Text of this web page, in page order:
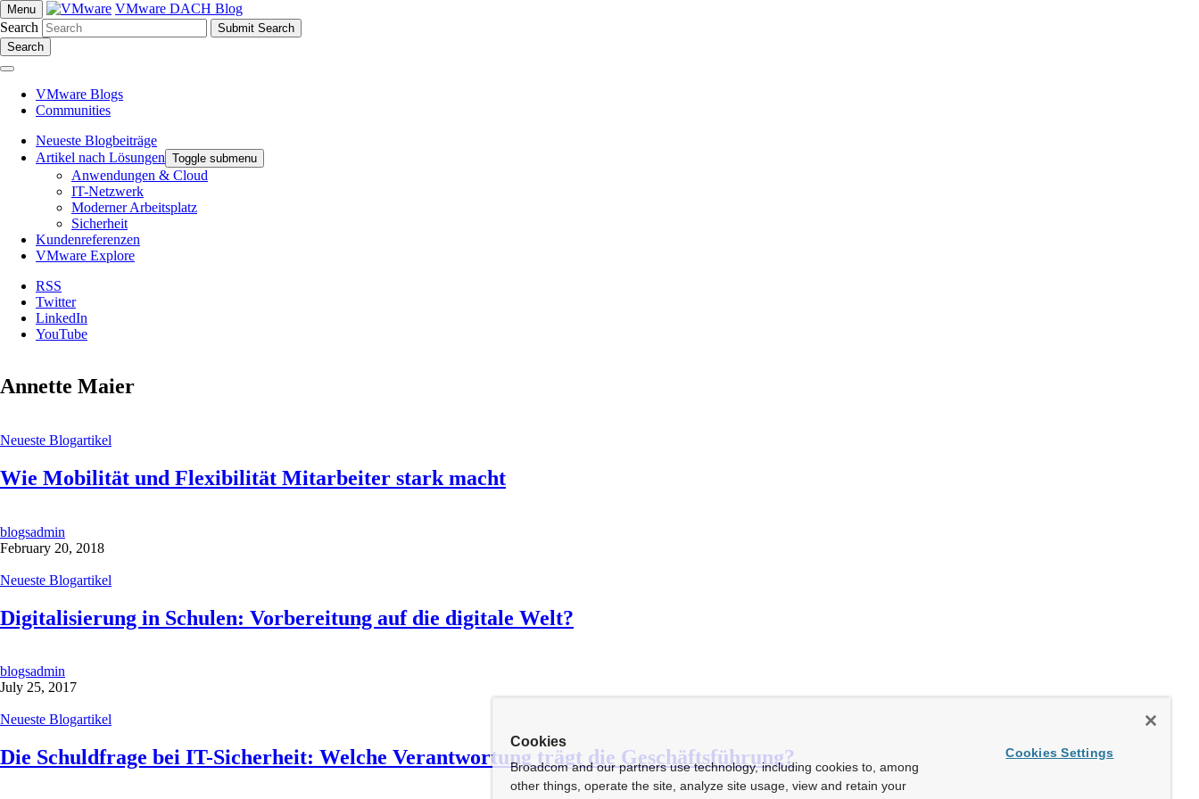
Menu
VMware DACH Blog
Search
Search
VMware Blogs
Communities
Neueste Blogbeiträge
Artikel nach Lösungen Toggle submenu
Anwendungen & Cloud
IT-Netzwerk
Moderner Arbeitsplatz
Sicherheit
Kundenreferenzen
VMware Explore
RSS
Twitter
LinkedIn
YouTube
Annette Maier
Neueste Blogartikel
Wie Mobilität und Flexibilität Mitarbeiter stark macht
blogsadmin
February 20, 2018
Neueste Blogartikel
Digitalisierung in Schulen: Vorbereitung auf die digitale Welt?
blogsadmin
July 25, 2017
Neueste Blogartikel
Die Schuldfrage bei IT-Sicherheit: Welche Verantwortung trägt die Geschäftsführung?
Cookies
Broadcom and our partners use technology, including cookies to, among
other things, operate the site, analyze site usage, view and retain your
Cookies Settings